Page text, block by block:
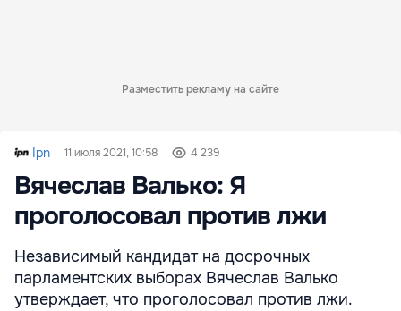
Разместить рекламу на сайте
Ipn 11 июля 2021, 10:58 4 239
Вячеслав Валько: Я
проголосовал против лжи
Независимый кандидат на досрочных
парламентских выборах Вячеслав Валько
утверждает, что проголосовал против лжи.